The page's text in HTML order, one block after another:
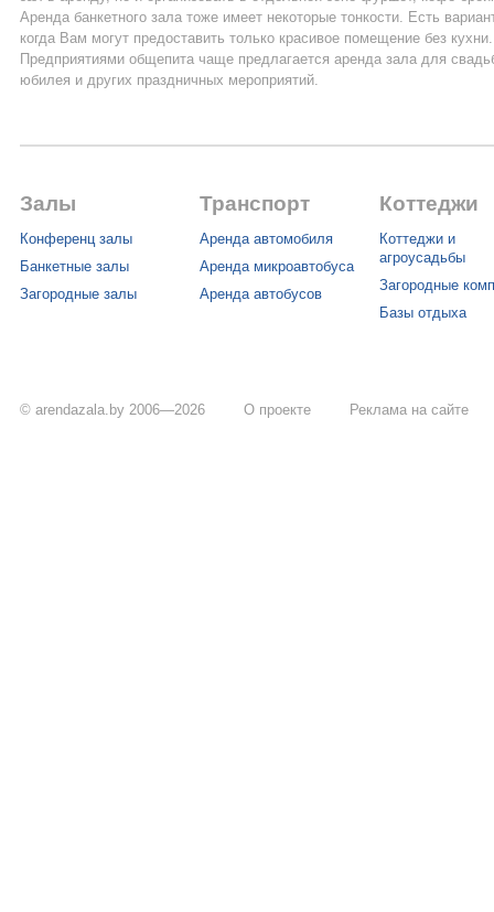
Аренда банкетного зала тоже имеет некоторые тонкости. Есть
когда Вам могут предоставить только красивое помещение без кухни.
Предприятиями общепита чаще предлагается аренда зала для
юбилея и других праздничных мероприятий.
Залы
Конференц залы
Банкетные залы
Загородные залы
Транспорт
Аренда автомобиля
Аренда микроавтобуса
Аренда автобусов
Коттеджи
Коттеджи и
агроусадьбы
Загородные
Базы отдыха
© arendazala.by 2006—2026 О проекте Реклама на сайте